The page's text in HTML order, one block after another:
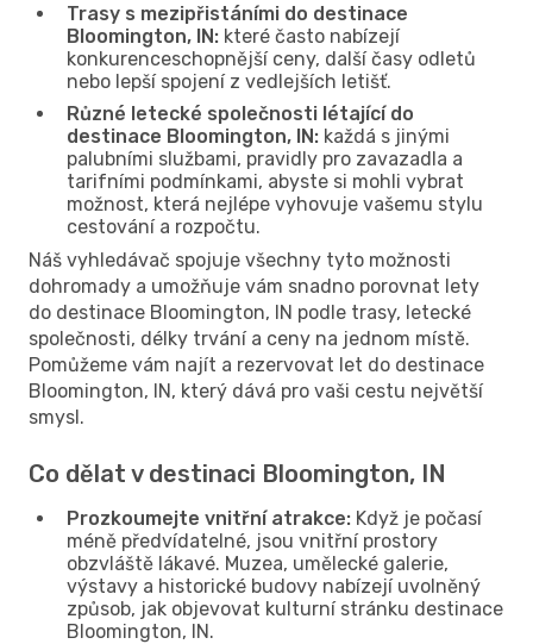
Trasy s mezipřistáními do destinace
Bloomington, IN: které často nabízejí
konkurenceschopnější ceny, další časy odletů
nebo lepší spojení z vedlejších letišť.
Různé letecké společnosti létající do
destinace Bloomington, IN: každá s jinými
palubními službami, pravidly pro zavazadla a
tarifními podmínkami, abyste si mohli vybrat
možnost, která nejlépe vyhovuje vašemu stylu
cestování a rozpočtu.
Náš vyhledávač spojuje všechny tyto možnosti
dohromady a umožňuje vám snadno porovnat lety
do destinace Bloomington, IN podle trasy, letecké
společnosti, délky trvání a ceny na jednom místě.
Pomůžeme vám najít a rezervovat let do destinace
Bloomington, IN, který dává pro vaši cestu největší
smysl.
Co dělat v destinaci Bloomington, IN
Prozkoumejte vnitřní atrakce: Když je počasí
méně předvídatelné, jsou vnitřní prostory
obzvláště lákavé. Muzea, umělecké galerie,
výstavy a historické budovy nabízejí uvolněný
způsob, jak objevovat kulturní stránku destinace
Bloomington, IN.